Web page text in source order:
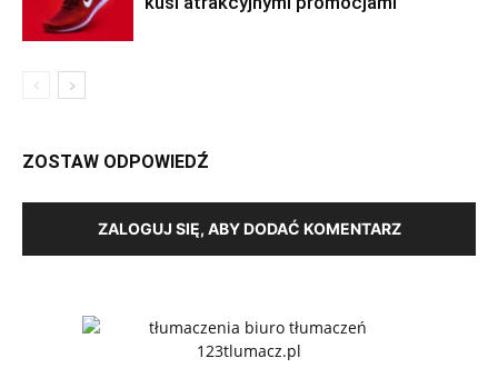
ZOSTAW ODPOWIEDŹ
ZALOGUJ SIĘ, ABY DODAĆ KOMENTARZ